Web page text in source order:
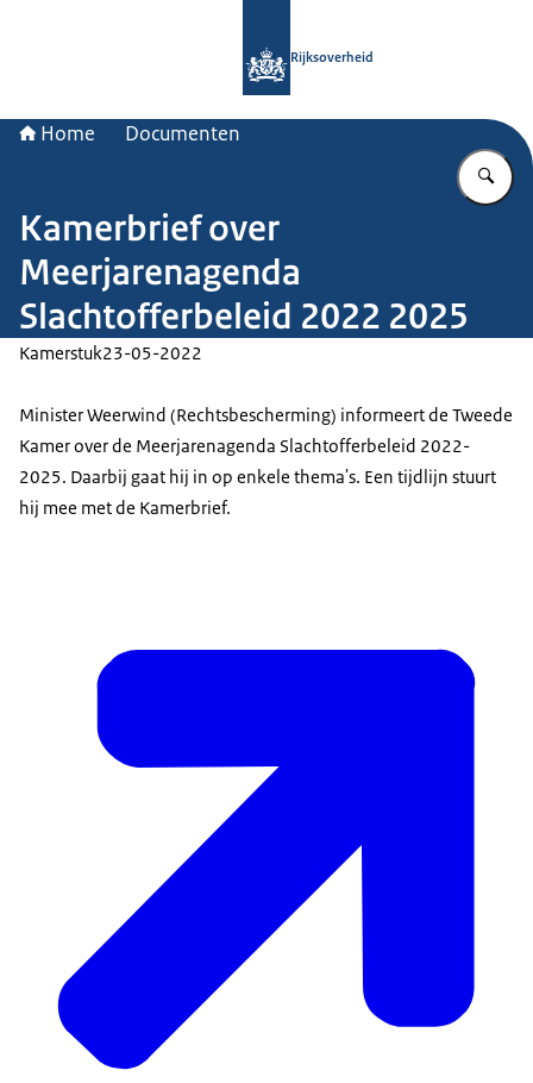
Rijksoverheid
Home Documenten
Kamerbrief over
Meerjarenagenda
Slachtofferbeleid 2022 2025
Kamerstuk23-05-2022
Minister Weerwind (Rechtsbescherming) informeert de Tweede
Kamer over de Meerjarenagenda Slachtofferbeleid 2022-
2025. Daarbij gaat hij in op enkele thema's. Een tijdlijn stuurt
hij mee met de Kamerbrief.